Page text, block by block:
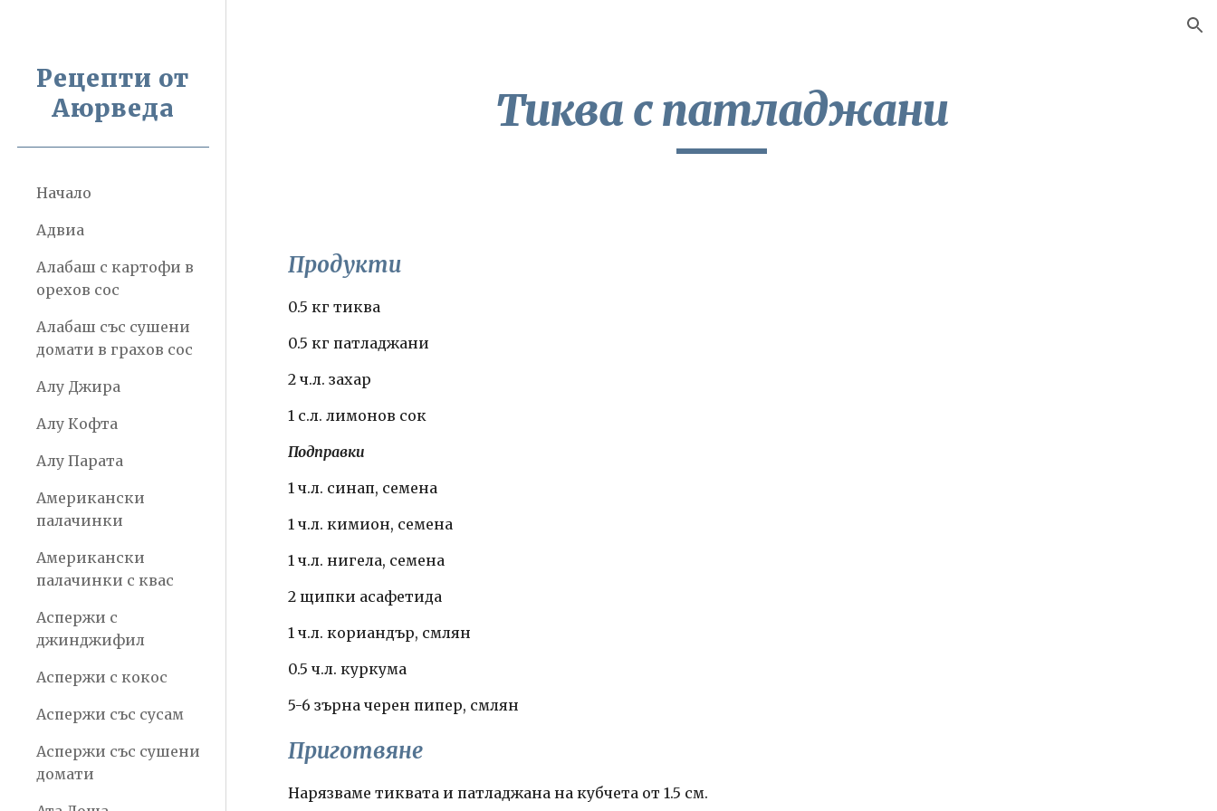
Рецепти от
Аюрведа
Начало
Адвиа
Алабаш с картофи в
орехов сос
Алабаш със сушени
домати в грахов сос
Алу Джира
Алу Кофта
Алу Парата
Американски
палачинки
Американски
палачинки с квас
Аспержи с
джинджифил
Аспержи с кокос
Аспержи със сусам
Аспержи със сушени
домати
Тиква с патладжани
Продукти
0.5 кг тиква
0.5 кг патладжани
2 ч.л. захар
1 с.л. лимонов сок
Подправки
1 ч.л. синап, семена
1 ч.л. кимион, семена
1 ч.л. нигела, семена
2 щипки асафетида
1 ч.л. кориандър, смлян
0.5 ч.л. куркума
5-6 зърна черен пипер, смлян
Приготвяне
Нарязваме тиквата и патладжана на кубчета от 1.5 см.